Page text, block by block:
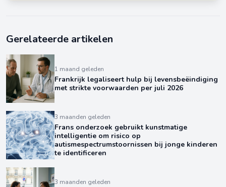
Gerelateerde artikelen
1 maand geleden
Frankrijk legaliseert hulp bij levensbeëindiging
met strikte voorwaarden per juli 2026
3 maanden geleden
Frans onderzoek gebruikt kunstmatige
intelligentie om risico op
autismespectrumstoornissen bij jonge kinderen
te identificeren
3 maanden geleden